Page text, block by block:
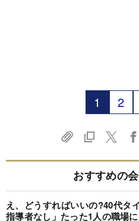
1 2
おすすめの
え、どうすればいいの?40代タ
指導者なし」たった1人の職場